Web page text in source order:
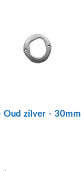
Oud zilver - 30mm